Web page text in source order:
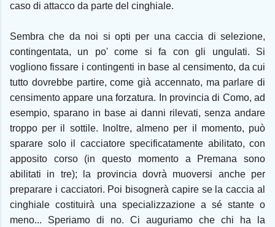
caso di attacco da parte del cinghiale.
Sembra che da noi si opti per una caccia di selezione,
contingentata, un po' come si fa con gli ungulati. Si
vogliono fissare i contingenti in base al censimento, da cui
tutto dovrebbe partire, come già accennato, ma parlare di
censimento appare una forzatura. In provincia di Como, ad
esempio, sparano in base ai danni rilevati, senza andare
troppo per il sottile. Inoltre, almeno per il momento, può
sparare solo il cacciatore specificatamente abilitato, con
apposito corso (in questo momento a Premana sono
abilitati in tre); la provincia dovrà muoversi anche per
preparare i cacciatori. Poi bisognerà capire se la caccia al
cinghiale costituirà una specializzazione a sé stante o
meno... Speriamo di no. Ci auguriamo che chi ha la